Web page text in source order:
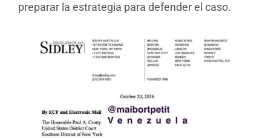
preparar la estrategia para defender el caso.